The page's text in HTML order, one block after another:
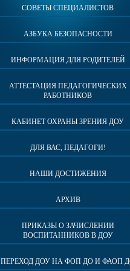
СОВЕТЫ СПЕЦИАЛИСТОВ
АЗБУКА БЕЗОПАСНОСТИ
ИНФОРМАЦИЯ ДЛЯ РОДИТЕЛЕЙ
АТТЕСТАЦИЯ ПЕДАГОГИЧЕСКИХ
РАБОТНИКОВ
КАБИНЕТ ОХРАНЫ ЗРЕНИЯ ДОУ
ДЛЯ ВАС, ПЕДАГОГИ!
НАШИ ДОСТИЖЕНИЯ
АРХИВ
ПРИКАЗЫ О ЗАЧИСЛЕНИИ
ВОСПИТАННИКОВ В ДОУ
ПЕРЕХОД ДОУ НА ФОП ДО И ФАОП